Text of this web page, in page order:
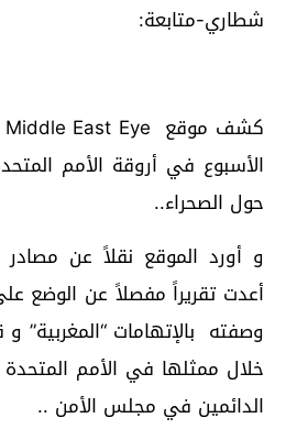
شطاري-متابعة:
الأسبوع في أروقة الأمم
حول الصحراء..
و أورد الموقع نقلاً عن مصادر
أعدت تقريراً مفصلاً عن الوضع
وصفته بالإتهامات “المغربية”
خلال ممثلها في الأمم المتحدة
الدائمين في مجلس الأمن ..